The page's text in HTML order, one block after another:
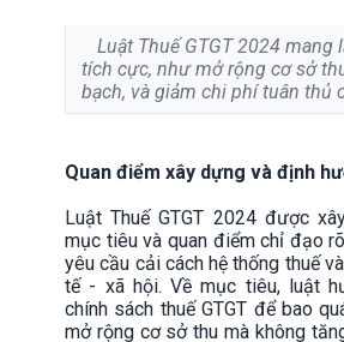
Luật Thuế GTGT 2024 mang
tích cực, như mở rộng cơ sở
bạch, và giảm chi phí tuân thủ
Quan điểm xây dựng và định
Luật Thuế GTGT 2024 được
mục tiêu và quan điểm chỉ đạo
yêu cầu cải cách hệ thống thuế
tế - xã hội. Về mục tiêu, luật
chính sách thuế GTGT để bao
mở rộng cơ sở thu mà không